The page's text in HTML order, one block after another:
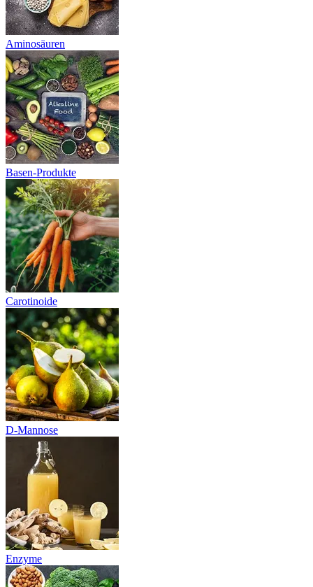
Aminosäuren
Basen-Produkte
Carotinoide
D-Mannose
Enzyme